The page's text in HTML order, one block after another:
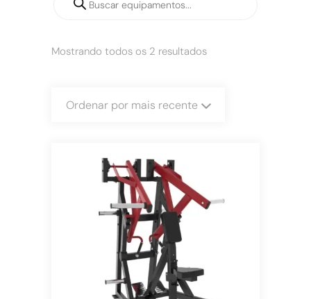
Mostrando todos os 2 resultados
Ordenar por mais recente